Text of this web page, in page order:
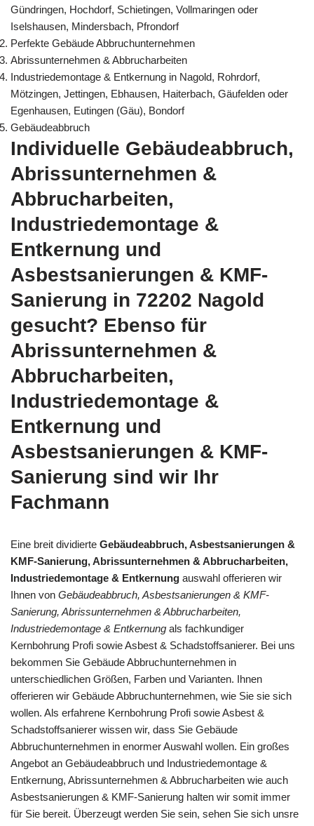
Gündringen, Hochdorf, Schietingen, Vollmaringen oder
Iselshausen, Mindersbach, Pfrondorf
Perfekte Gebäude Abbruchunternehmen
Abrissunternehmen & Abbrucharbeiten
Industriedemontage & Entkernung in Nagold, Rohrdorf,
Mötzingen, Jettingen, Ebhausen, Haiterbach, Gäufelden oder
Egenhausen, Eutingen (Gäu), Bondorf
Gebäudeabbruch
Individuelle Gebäudeabbruch,
Abrissunternehmen &
Abbrucharbeiten,
Industriedemontage &
Entkernung und
Asbestsanierungen & KMF-
Sanierung in 72202 Nagold
gesucht? Ebenso für
Abrissunternehmen &
Abbrucharbeiten,
Industriedemontage &
Entkernung und
Asbestsanierungen & KMF-
Sanierung sind wir Ihr
Fachmann
Eine breit dividierte Gebäudeabbruch, Asbestsanierungen &
KMF-Sanierung, Abrissunternehmen & Abbrucharbeiten,
Industriedemontage & Entkernung auswahl offerieren wir
Ihnen von Gebäudeabbruch, Asbestsanierungen & KMF-
Sanierung, Abrissunternehmen & Abbrucharbeiten,
Industriedemontage & Entkernung als fachkundiger
Kernbohrung Profi sowie Asbest & Schadstoffsanierer. Bei uns
bekommen Sie Gebäude Abbruchunternehmen in
unterschiedlichen Größen, Farben und Varianten. Ihnen
offerieren wir Gebäude Abbruchunternehmen, wie Sie sie sich
wollen. Als erfahrene Kernbohrung Profi sowie Asbest &
Schadstoffsanierer wissen wir, dass Sie Gebäude
Abbruchunternehmen in enormer Auswahl wollen. Ein großes
Angebot an Gebäudeabbruch und Industriedemontage &
Entkernung, Abrissunternehmen & Abbrucharbeiten wie auch
Asbestsanierungen & KMF-Sanierung halten wir somit immer
für Sie bereit. Überzeugt werden Sie sein, sehen Sie sich unsre